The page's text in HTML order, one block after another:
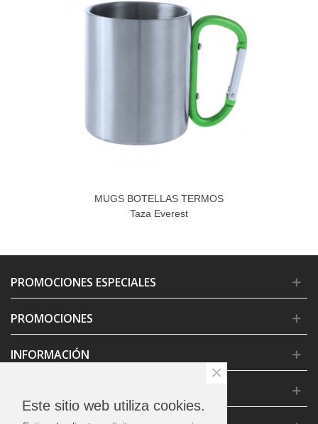
MUGS BOTELLAS TERMOS
Taza Everest
PROMOCIONES ESPECIALES
PROMOCIONES
INFORMACIÓN
Este sitio web utiliza cookies.
×